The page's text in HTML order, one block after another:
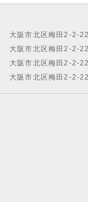
大阪市北区梅田2-2-
大阪市北区梅田2-2-
大阪市北区梅田2-2-
大阪市北区梅田2-2-